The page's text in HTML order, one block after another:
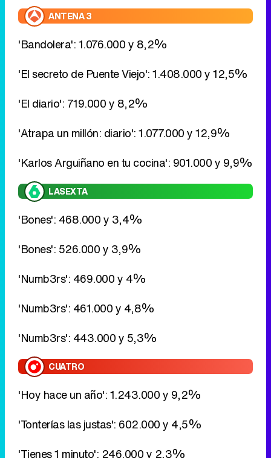
'El diario': 719.000 y 8,2%
'Atrapa un millón: diario': 1.077.000 y 12,9%
'Karlos Arguiñano en tu cocina': 901.000 y 9,9%
LASEXTA
'Bones': 468.000 y 3,4%
'Bones': 526.000 y 3,9%
'Numb3rs': 469.000 y 4%
'Numb3rs': 461.000 y 4,8%
'Numb3rs': 443.000 y 5,3%
CUATRO
'Hoy hace un año': 1.243.000 y 9,2%
'Tonterías las justas': 602.000 y 4,5%
'Tienes 1 minuto': 246.000 y 2,3%
'¡Allá tú !': 341.000 y 4,1%
Mañana: Ana Rosa sube y lidera
con un 16,3%